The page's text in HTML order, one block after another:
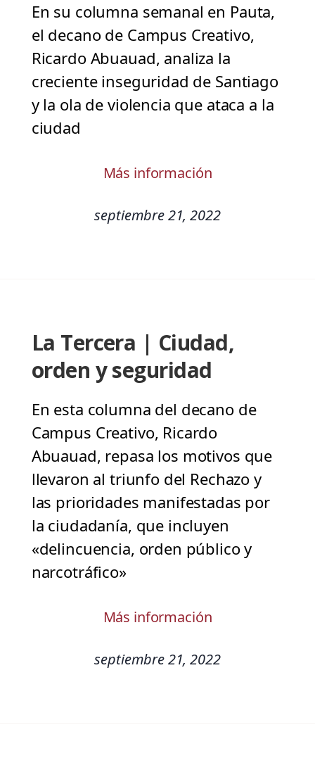
En su columna semanal en Pauta,
el decano de Campus Creativo,
Ricardo Abuauad, analiza la
creciente inseguridad de Santiago
y la ola de violencia que ataca a la
ciudad
Más información
septiembre 21, 2022
La Tercera | Ciudad,
orden y seguridad
En esta columna del decano de
Campus Creativo, Ricardo
Abuauad, repasa los motivos que
llevaron al triunfo del Rechazo y
las prioridades manifestadas por
la ciudadanía, que incluyen
«delincuencia, orden público y
narcotráfico»
Más información
septiembre 21, 2022